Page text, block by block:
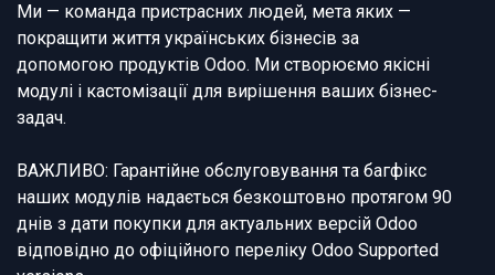
Ми — команда пристрасних людей, мета яких —
покращити життя українських бізнесів за
допомогою продуктів Odoo. Ми створюємо якісні
модулі і кастомізації для вирішення ваших бізнес-
задач.
ВАЖЛИВО: Гарантійне обслуговування та багфікс
наших модулів надається безкоштовно протягом 90
днів з дати покупки для актуальних версій Odoo
відповідно до офіційного переліку Odoo Supported